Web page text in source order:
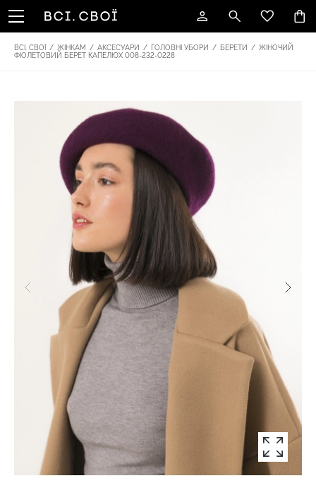
ВСІ. СВОЇ / ЖІНКАМ / АКСЕСУАРИ / ГОЛОВНІ УБОРИ / БЕРЕТИ / ЖІНОЧИЙ
ФІОЛЕТОВИЙ БЕРЕТ КАПЕЛЮХ 008-232-0228